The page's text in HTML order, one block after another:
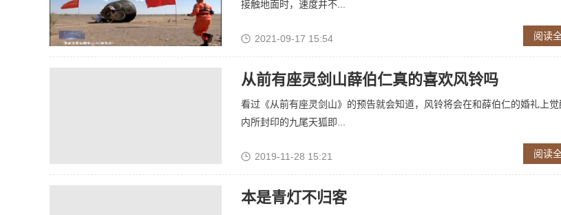
接触地面时，速度并不...
2021-09-17 15:54 阅读
从前有座灵剑山薛伯仁真的喜欢风铃吗
看过《从前有座灵剑山》的预告就会知道，风铃将会在和薛伯仁的婚礼上
内所封印的九尾天狐即...
2019-11-28 15:21 阅读
本是青灯不归客